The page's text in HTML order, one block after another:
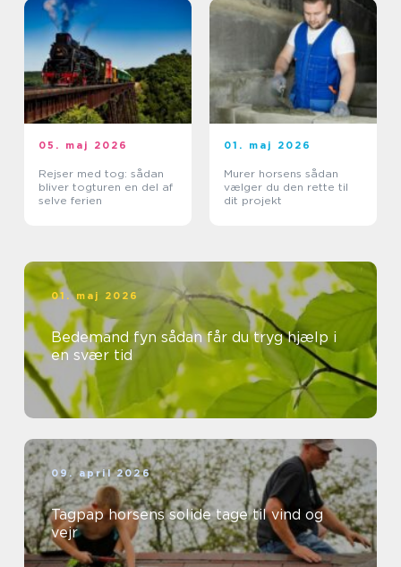
05. maj 2026
Rejser med tog: sådan
bliver togturen en del af
selve ferien
01. maj 2026
Murer horsens sådan
vælger du den rette til
dit projekt
01. maj 2026
Bedemand fyn sådan får du tryg hjælp i
en svær tid
09. april 2026
Tagpap horsens solide tage til vind og
vejr